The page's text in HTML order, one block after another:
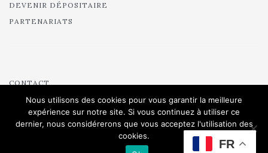
DEVENIR DÉPOSITAIRE
PARTENARIATS
CONTACT
CRÉDITS
MENTIONS LÉGALES
MARIÉES POUR UN OUI
FR
Nous utilisons des cookies pour vous garantir la meilleure
expérience sur notre site. Si vous continuez à utiliser ce
dernier, nous considérerons que vous acceptez l'utilisation des
cookies.